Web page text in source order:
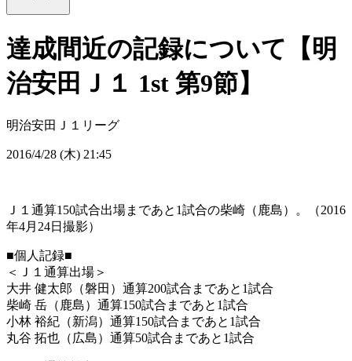
達成間近の記録について【明
治安田Ｊ１ 1st 第9節】
明治安田Ｊ１リーグ
2016/4/28 (木) 21:45
Ｊ１通算150試合出場まであと1試合の柴崎（鹿島）。（2016
年4月24日撮影）
■個人記録■
＜Ｊ１通算出場＞
大井 健太郎（磐田）通算200試合まであと1試合
柴崎 岳（鹿島）通算150試合まであと1試合
小林 裕紀（新潟）通算150試合まであと1試合
丸谷 拓也（広島）通算50試合まであと1試合